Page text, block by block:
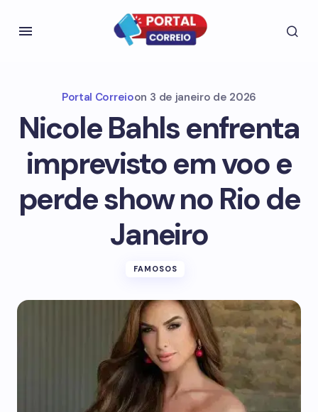
Portal Correioon 3 de janeiro de 2026
Nicole Bahls enfrenta
imprevisto em voo e
perde show no Rio de
Janeiro
FAMOSOS